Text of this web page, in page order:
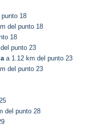
18
del punto 18
18
punto 23
a 1.12 km del punto 23
del punto 23
del punto 28